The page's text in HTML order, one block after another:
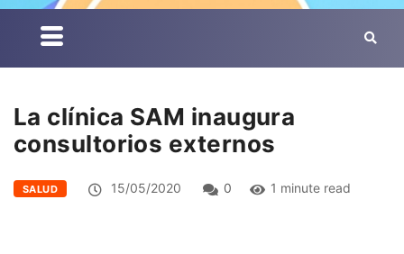
La clínica SAM inaugura
consultorios externos
SALUD 15/05/2020 0 1 minute read